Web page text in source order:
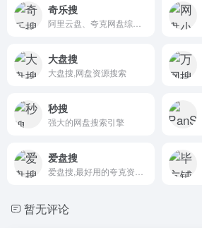
奇乐搜
大盘搜
大盘搜,网盘资源搜索
秒搜
强大的网盘搜索引擎
爱盘搜
暂无评论